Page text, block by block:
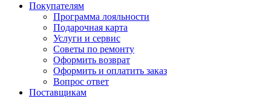
Покупателям
Программа лояльности
Подарочная карта
Услуги и сервис
Советы по ремонту
Оформить возврат
Оформить и оплатить заказ
Вопрос ответ
Поставщикам